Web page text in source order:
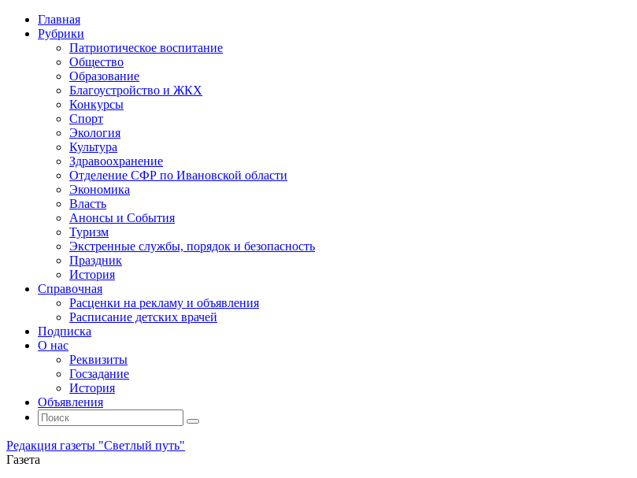
Главная
Рубрики
Патриотическое воспитание
Общество
Образование
Благоустройство и ЖКХ
Конкурсы
Спорт
Экология
Культура
Здравоохранение
Отделение СФР по Ивановской области
Экономика
Власть
Анонсы и События
Туризм
Экстренные службы, порядок и безопасность
Праздник
История
Справочная
Расценки на рекламу и объявления
Расписание детских врачей
Подписка
О нас
Реквизиты
Госзадание
История
Объявления
Поиск
Искать:
Поиск
Редакция газеты "Светлый путь"
Газета